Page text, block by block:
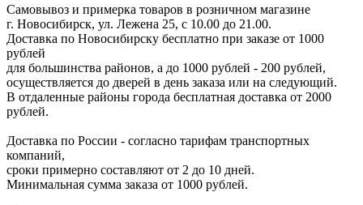
Самовывоз и примерка товаров в розничном магазине
г. Новосибирск, ул. Лежена 25, с 10.00 до 21.00.
Доставка по Новосибирску бесплатно при заказе от 1000
рублей
для большинства районов, а до 1000 рублей - 200 рублей,
осуществляется до дверей в день заказа или на следующий.
В отдаленные районы города бесплатная доставка от 2000
рублей.
Доставка по России - согласно тарифам транспортных
компаний,
сроки примерно составляют от 2 до 10 дней.
Минимальная сумма заказа от 1000 рублей.